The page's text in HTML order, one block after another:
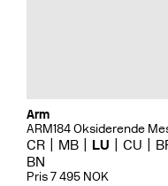
Arm
ARM184 Oksiderende
CR MB LU CU
BN
Pris 7 495 NOK